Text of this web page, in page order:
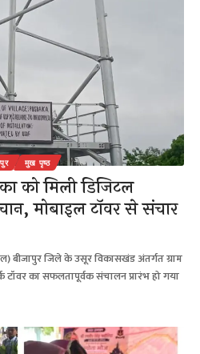
मुख पृष्ठ
को मिली डिजिटल
मोबाइल टॉवर से संचार
बीजापुर जिले के उसूर विकासखंड अंतर्गत ग्राम
का सफलतापूर्वक संचालन प्रारंभ हो गया